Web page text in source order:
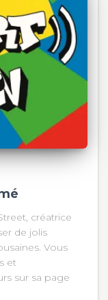
créatrice
de jolis
Vous
et
sur sa page